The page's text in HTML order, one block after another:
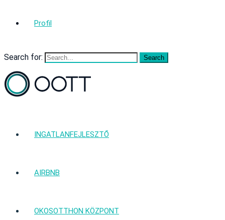
Profil
Search for:
INGATLANFEJLESZTŐ
AIRBNB
OKOSOTTHON KÖZPONT